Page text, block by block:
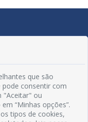
que são
pode consentir com
"Aceitar" ou
“Minhas opções”.
tipos de cookies,